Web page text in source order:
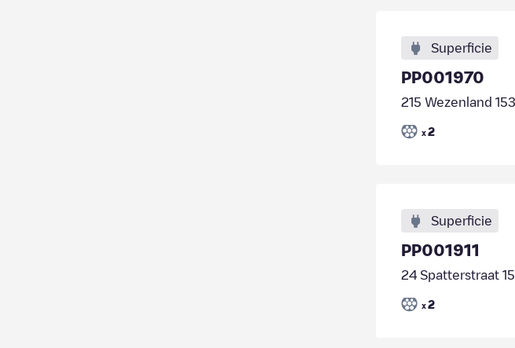
Superficie
PP001970
215 Wezenland
x 2
Superficie
PP001911
24 Spatterstraat
x 2